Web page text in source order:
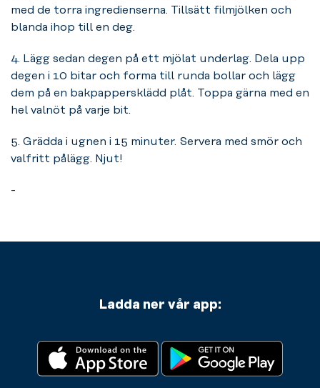
med de torra ingredienserna. Tillsätt filmjölken och
blanda ihop till en deg.
4. Lägg sedan degen på ett mjölat underlag. Dela upp
degen i 10 bitar och forma till runda bollar och lägg
dem på en bakpappersklädd plåt. Toppa gärna med en
hel valnöt på varje bit.
5. Grädda i ugnen i 15 minuter. Servera med smör och
valfritt pålägg. Njut!
-
Ladda ner vår app: